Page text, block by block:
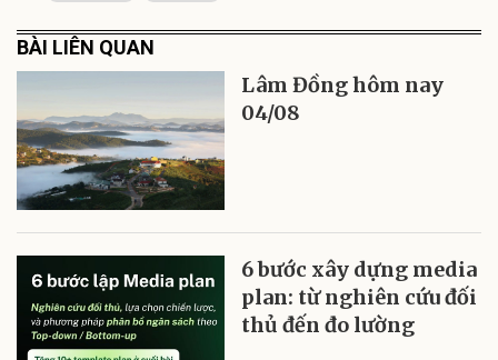
BÀI LIÊN QUAN
Lâm Đồng hôm nay
04/08
6 bước xây dựng media
plan: từ nghiên cứu đối
thủ đến đo lường